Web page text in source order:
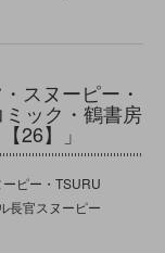
スヌーピー・
ック・鶴書房
26】」
ピー・TSURU
長官スヌーピー